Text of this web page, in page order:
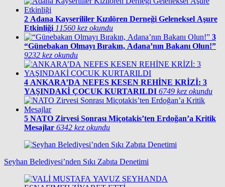
2 Adana Kayserililer Kızılören Derneği Geleneksel Aşure
Etkinliği 11560 kez okundu
3
“Günebakan Olmayı Bırakın, Adana’nın Bakanı Olun!”
9232 kez okundu
4 ANKARA’DA NEFES KESEN REHİNE KRİZİ: 3
YAŞINDAKİ ÇOCUK KURTARILDI 6749 kez okundu
5 NATO Zirvesi Sonrası Miçotakis’ten Erdoğan’a Kritik
Mesajlar 6342 kez okundu
Seyhan Belediyesi’nden Sıkı Zabıta Denetimi